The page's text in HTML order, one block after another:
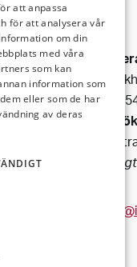
i
fina
291
att anpassa
för att analysera vår
om din
med våra
som kan
information som
eller som de har
av deras